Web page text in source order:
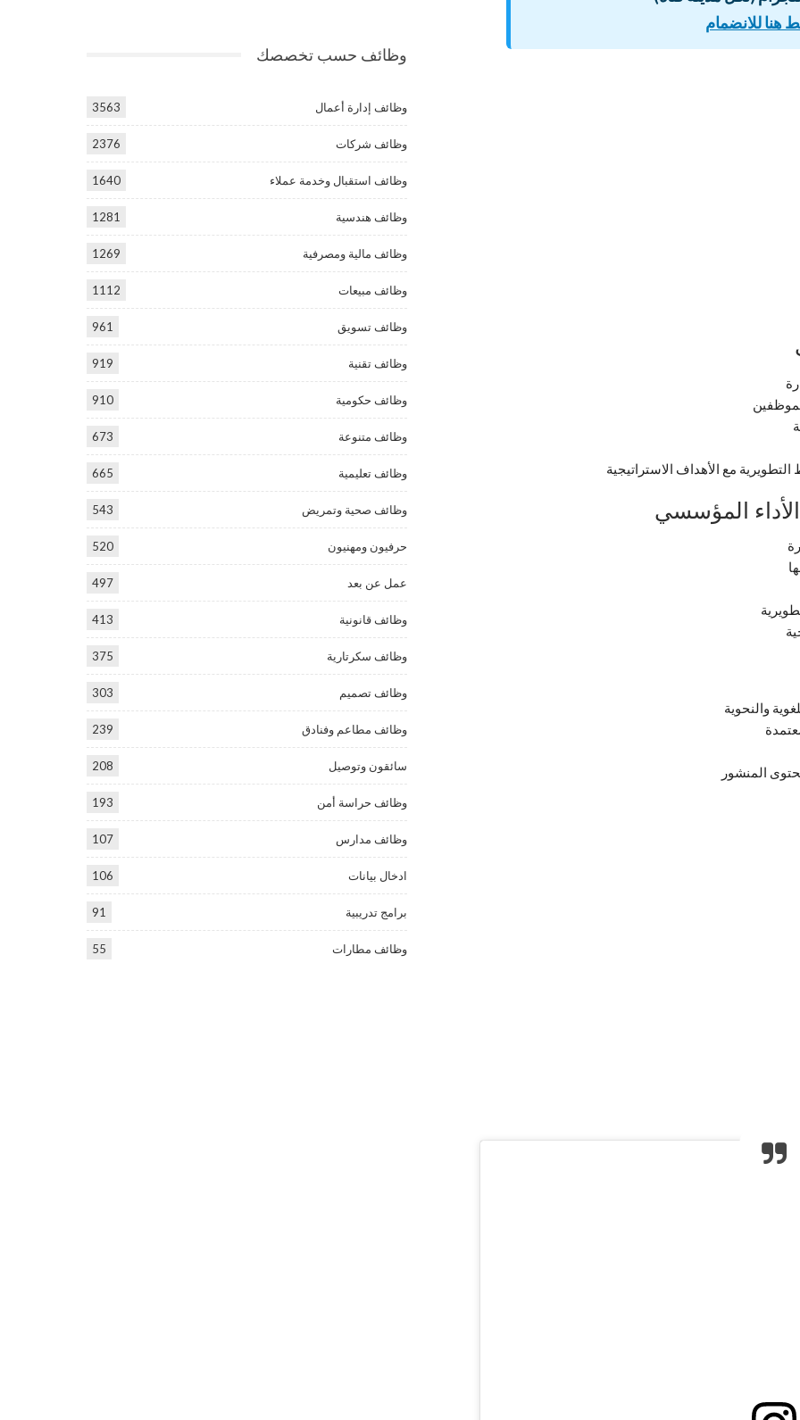
هنا للانضمام
مع الأهداف الاستراتيجية
المؤسسي
والنحوية
المنشور
وظائف حسب تخصصك
وظائف إدارة أعمال 3563
وظائف شركات 2376
وظائف استقبال وخدمة عملاء 1640
وظائف هندسية 1281
وظائف مالية ومصرفية 1269
وظائف مبيعات 1112
وظائف تسويق 961
وظائف تقنية 919
وظائف حكومية 910
وظائف متنوعة 673
وظائف تعليمية 665
وظائف صحية وتمريض 543
حرفيون ومهنيون 520
عمل عن بعد 497
وظائف قانونية 413
وظائف سكرتارية 375
وظائف تصميم 303
وظائف مطاعم وفنادق 239
سائقون وتوصيل 208
وظائف حراسة أمن 193
وظائف مدارس 107
ادخال بيانات 106
برامج تدريبية 91
وظائف مطارات 55